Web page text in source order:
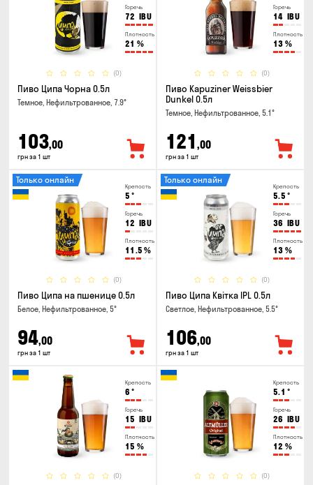
Горечь
72 IBU
Плотность
21 %
(0)
Пиво Ципа Чорна 0.5л
Темное, Нефильтрованное, 7.9°
103,00
грн за 1 шт
Горечь
14 IBU
Плотность
13 %
(0)
Пиво Kapuziner Weissbier
Dunkel 0.5л
Темное, Нефильтрованное, 5.1°
121 ,00
грн за 1 шт
Крепость
5 °
Горечь
12 IBU
Плотность
11.5 %
(0)
Только онлайн
Пиво Ципа на пшенице 0.5л
Белое, Нефильтрованное, 5°
94,00
грн за 1 шт
Крепость
5.5 °
Горечь
36 IBU
Плотность
13 %
(0)
Только онлайн
Пиво Ципа Квітка IPL 0.5л
Светлое, Нефильтрованное, 5.5°
106,00
грн за 1 шт
Крепость
6 °
Горечь
15 IBU
Плотность
15 %
(0)
Крепость
5.1 °
Горечь
26 IBU
Плотность
12 %
(0)